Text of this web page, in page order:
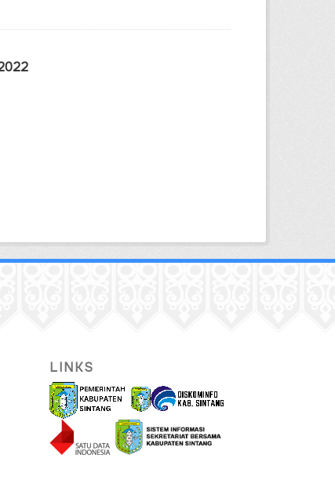
LINKS